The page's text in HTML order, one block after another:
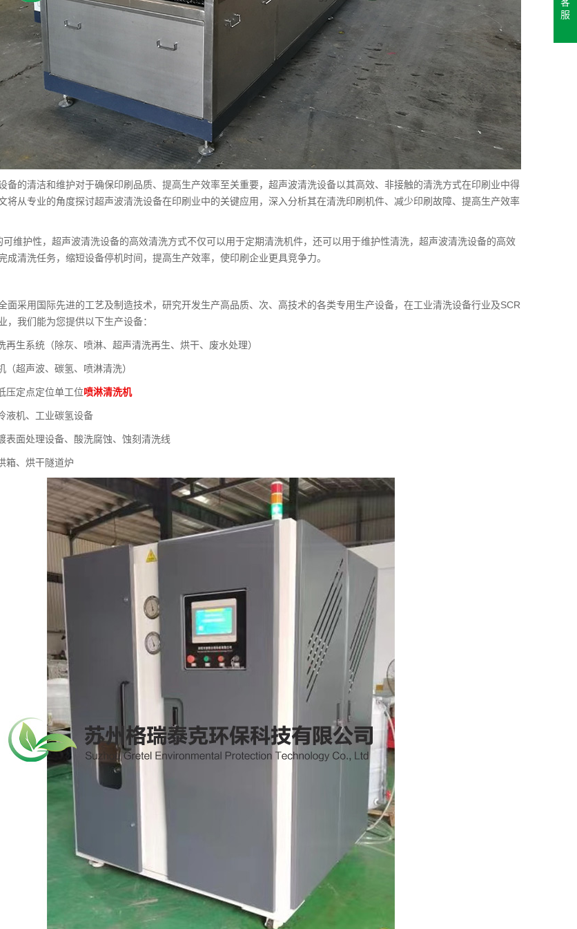
备的清洁和维护对于确保印刷品质、提高生产效率至关重要，超声波清洗设备以其高效、非接触的清洗方式在印刷业中得
将从专业的角度探讨超声波清洗设备在印刷业中的关键应用，深入分析其在清洗印刷机件、减少印刷故障、提高生产效率
可维护性，超声波清洗设备的高效清洗方式不仅可以用于定期清洗机件，还可以用于维护性清洗，超声波清洗设备的高效
成清洗任务，缩短设备停机时间，提高生产效率，使印刷企业更具竞争力。
面采用国际先进的工艺及制造技术，研究开发生产高品质、次、高技术的各类专用生产设备，在工业清洗设备行业及SCR
，我们能为您提供以下生产设备：
再生系统（除灰、喷淋、超声清洗再生、烘干、废水处理）
（超声波、碳氢、喷淋清洗）
压定点定位单工位喷淋清洗机
液机、工业碳氢设备
表面处理设备、酸洗腐蚀、蚀刻清洗线
箱、烘干隧道炉
服